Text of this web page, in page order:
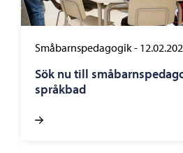
Småbarnspedagogik-
Sök nu till
språkbad